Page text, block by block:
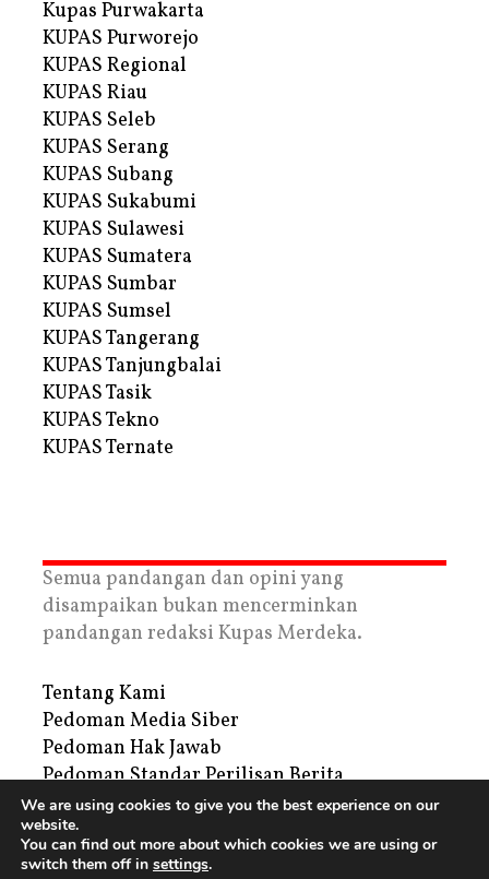
Kupas Purwakarta
KUPAS Purworejo
KUPAS Regional
KUPAS Riau
KUPAS Seleb
KUPAS Serang
KUPAS Subang
KUPAS Sukabumi
KUPAS Sulawesi
KUPAS Sumatera
KUPAS Sumbar
KUPAS Sumsel
KUPAS Tangerang
KUPAS Tanjungbalai
KUPAS Tasik
KUPAS Tekno
KUPAS Ternate
Semua pandangan dan opini yang
disampaikan bukan mencerminkan
pandangan redaksi Kupas Merdeka.
Tentang Kami
Pedoman Media Siber
Pedoman Hak Jawab
Pedoman Standar Perilisan Berita
Privacy Policy
Periklanan
We are using cookies to give you the best experience on our
website.
You can find out more about which cookies we are using or
switch them off in settings.